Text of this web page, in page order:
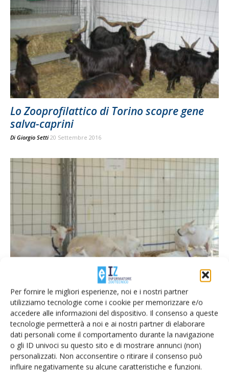
Per fornire le migliori esperienze, noi e i nostri partner
utilizziamo tecnologie come i cookie per memorizzare e/o
accedere alle informazioni del dispositivo. Il consenso a queste
tecnologie permetterà a noi e ai nostri partner di elaborare
dati personali come il comportamento durante la navigazione
o gli ID univoci su questo sito e di mostrare annunci (non)
personalizzati. Non acconsentire o ritirare il consenso può
influire negativamente su alcune caratteristiche e funzioni.
Lo Zooprofilattico di Torino scopre gene
salva-caprini
Di Giorgio Setti 20 Settembre 2016
Le capre di Orzinuovi
Di C.A. 23 Settembre 2015
E-magazine
Tecniche, prodotti e servizi dalle aziende